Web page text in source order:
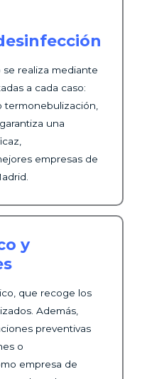
realiza mediante
a cada caso:
termonebulización,
una
empresas de
y
que recoge los
Además,
preventivas
o
empresa de